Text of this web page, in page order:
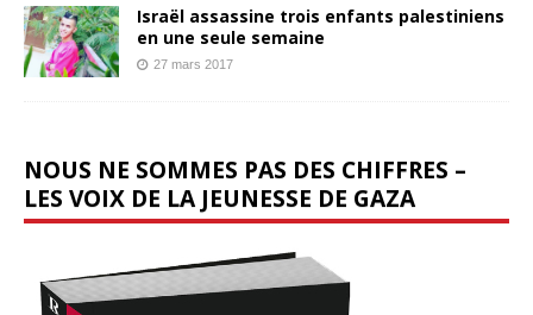
Israël assassine trois enfants palestiniens
en une seule semaine
27 mars 2017
NOUS NE SOMMES PAS DES CHIFFRES –
LES VOIX DE LA JEUNESSE DE GAZA